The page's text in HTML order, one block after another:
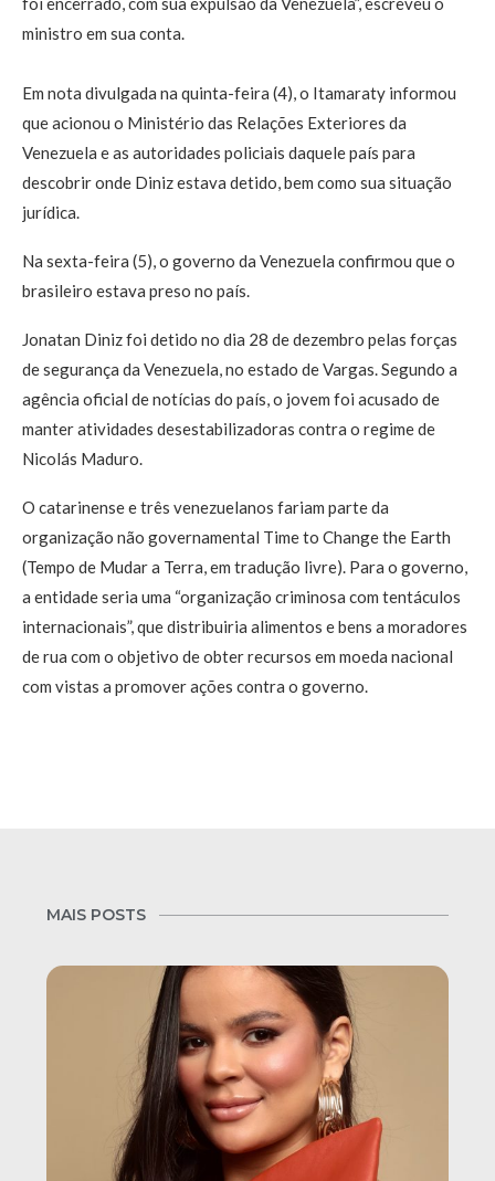
ministro em sua conta.
Em nota divulgada na quinta-feira (4), o Itamaraty informou
que acionou o Ministério das Relações Exteriores da
Venezuela e as autoridades policiais daquele país para
descobrir onde Diniz estava detido, bem como sua situação
jurídica.
Na sexta-feira (5), o governo da Venezuela confirmou que o
brasileiro estava preso no país.
Jonatan Diniz foi detido no dia 28 de dezembro pelas forças
de segurança da Venezuela, no estado de Vargas. Segundo a
agência oficial de notícias do país, o jovem foi acusado de
manter atividades desestabilizadoras contra o regime de
Nicolás Maduro.
O catarinense e três venezuelanos fariam parte da
organização não governamental Time to Change the Earth
(Tempo de Mudar a Terra, em tradução livre). Para o governo,
a entidade seria uma “organização criminosa com tentáculos
internacionais”, que distribuiria alimentos e bens a moradores
de rua com o objetivo de obter recursos em moeda nacional
com vistas a promover ações contra o governo.
MAIS POSTS